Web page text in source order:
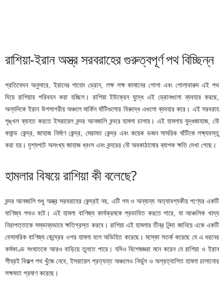
রাশিয়া-ইরান অস্ত্র সরবরাহের গুরুত্বপূর্ণ পথ বিচ্ছিন্ন
প্রতিবেদন অনুসারে, ইরানের শাহেদ ড্রোন, লক্ষ লক্ষ কামানের গোলা এবং গোলাবারুদ এই পথ
দিয়ে রাশিয়ায় পরিবহন করা হচ্ছিল। রাশিয়া ইউক্রেন যুদ্ধে এই ড্রোনগুলো ব্যবহার করছে,
অন্যদিকে ইরান উপসাগরীয় অঞ্চলে মার্কিন ঘাঁটিগুলোর বিরুদ্ধে এগুলো ব্যবহার করে। এই সরবরাহ
শৃঙ্খল ব্যাহত করতে ইসরায়েল বন্দর আনজালি বন্দরে হামলা চালায়। এই হামলায় যুদ্ধজাহাজ, নৌ
কমান্ড কেন্দ্র, জাহাজ নির্মাণ কেন্দ্র, মেরামত কেন্দ্র এবং কয়েক ডজন সামরিক ঘাঁটিকে লক্ষ্যবস্তু
করা হয়। দৃশ্যপটে অসংখ্য জাহাজ ধ্বংস এবং বন্দরের নৌ অবকাঠামোর ব্যাপক ক্ষতি দেখা গেছে।
হামলার বিষয়ে রাশিয়া কী বলেছে?
বন্দর আনজালি শুধু অস্ত্র সরবরাহের কেন্দ্রই নয়, এটি গম ও অন্যান্য অত্যাবশ্যকীয় পণ্যের একটি
বাণিজ্য পথও বটে। এই হামলা বাণিজ্য কার্যক্রমকে প্রভাবিত করতে পারে, যা আঞ্চলিক খাদ্য
নিরাপত্তাকে সম্ভাব্যভাবে ক্ষতিগ্রস্ত করবে। রাশিয়া এই হামলার তীব্র নিন্দা জানিয়ে একে একটি
বেসামরিক বাণিজ্য কেন্দ্রের ওপর হামলা বলে অভিহিত করেছে। মস্কো সতর্ক করেছে যে এ ধরনের
কর্মকাণ্ড সংঘাতকে আরও বাড়িয়ে তুলতে পারে। যদিও বিশেষজ্ঞরা মনে করেন যে রাশিয়া ও ইরান
শীঘ্রই বিকল্প পথ খুঁজে নেবে, ইসরায়েল প্রত্যন্ত অঞ্চলেও নির্ভুল ও অপ্রত্যাশিত হামলা চালানোর
সক্ষমতা প্রমাণ করেছে।